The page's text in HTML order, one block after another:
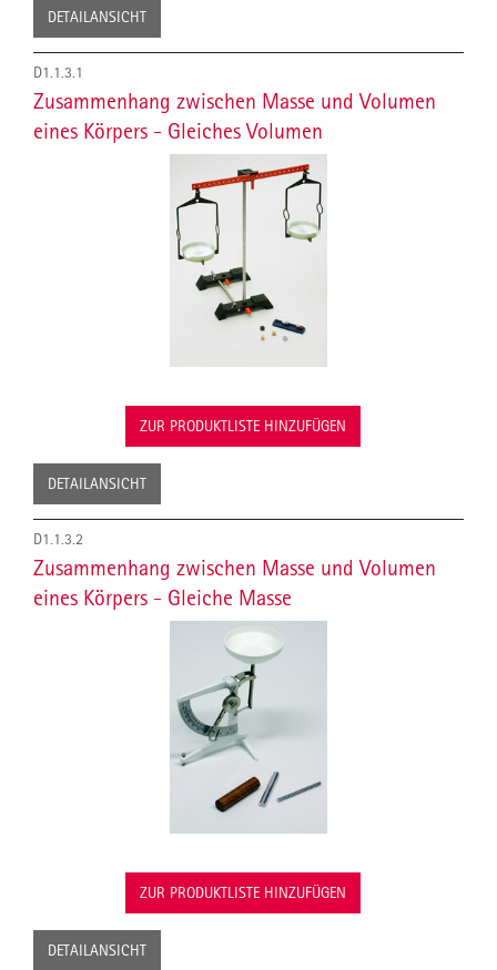
DETAILANSICHT
D1.1.3.1
Zusammenhang zwischen Masse und Volumen
eines Körpers - Gleiches Volumen
ZUR PRODUKTLISTE HINZUFÜGEN
DETAILANSICHT
D1.1.3.2
Zusammenhang zwischen Masse und Volumen
eines Körpers - Gleiche Masse
ZUR PRODUKTLISTE HINZUFÜGEN
DETAILANSICHT